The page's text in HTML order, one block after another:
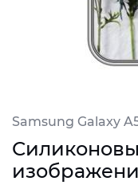
Samsung Galaxy